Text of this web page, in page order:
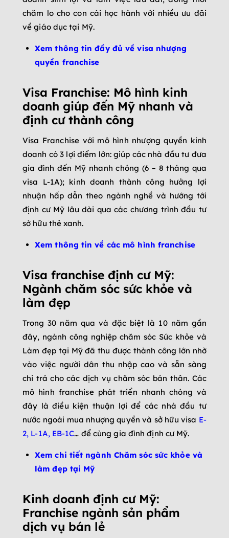
chăm lo cho con cái học hành với nhiều ưu đãi
về giáo dục tại Mỹ.
Xem thông tin đầy đủ về visa nhượng
quyền franchise
Visa Franchise: Mô hình kinh
doanh giúp đến Mỹ nhanh và
định cư thành công
Visa Franchise với mô hình nhượng quyền kinh
doanh có 3 lợi điểm lớn: giúp các nhà đầu tư đưa
gia đình đến Mỹ nhanh chóng (6 – 8 tháng qua
visa L-1A); kinh doanh thành công hưởng lợi
nhuận hấp dẫn theo ngành nghề và hướng tới
định cư Mỹ lâu dài qua các chương trình đầu tư
sở hữu thẻ xanh.
Xem thông tin về các mô hình franchise
Visa franchise định cư Mỹ:
Ngành chăm sóc sức khỏe và
làm đẹp
Trong 30 năm qua và đặc biệt là 10 năm gần
đây, ngành công nghiệp chăm sóc Sức khỏe và
Làm đẹp tại Mỹ đã thu được thành công lớn nhờ
vào việc người dân thu nhập cao và sẵn sàng
chi trả cho các dịch vụ chăm sóc bản thân. Các
mô hình franchise phát triển nhanh chóng và
đây là điều kiện thuận lợi để các nhà đầu tư
nước ngoài mua nhượng quyền và sở hữu visa E-
2, L-1A, EB-1C… để cùng gia đình định cư Mỹ.
Xem chi tiết ngành Chăm sóc sức khỏe và
làm đẹp tại Mỹ
Kinh doanh định cư Mỹ:
Franchise ngành sản phẩm
dịch vụ bán lẻ